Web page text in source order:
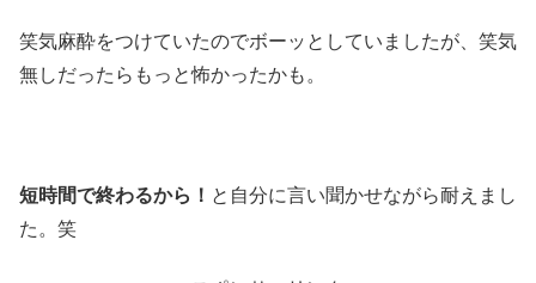
笑気麻酔をつけていたのでボーッとしていましたが、笑気
無しだったらもっと怖かったかも。
短時間で終わるから！ と自分に言い聞かせながら耐えまし
た。笑